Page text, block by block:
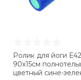
Ролик для йоги
90х15см
цветный сине-